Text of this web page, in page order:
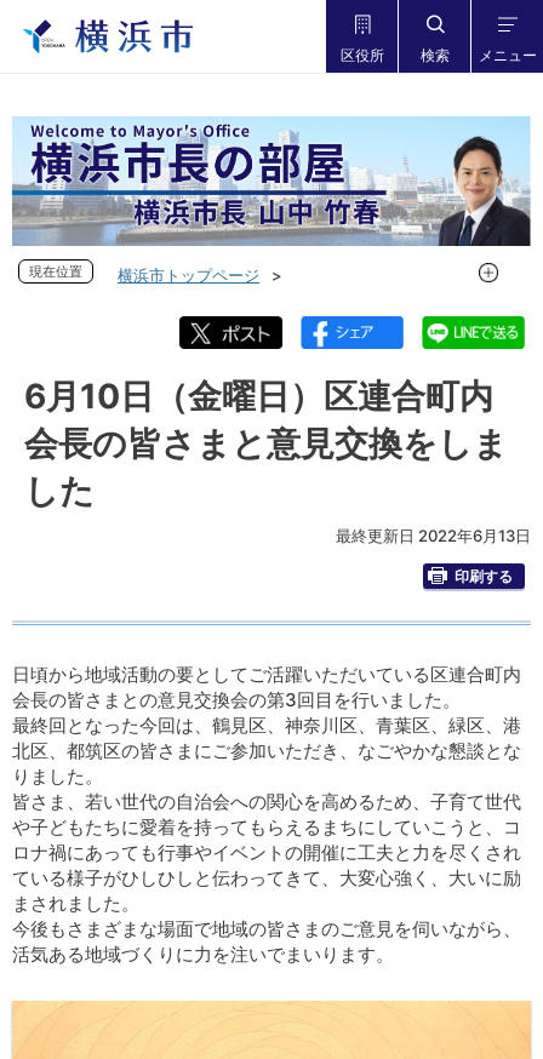
区役所 検索 メニュー
現在位置
横浜市トップページ
フォトダイアリー 2022年度
フォトダイアリー 2022年6月
6月10日（金曜日）区連合町内会長の皆さまと意見交換をしま
した
現在位
6月10日（金曜日）区連合町内
会長の皆さまと意見交換をしま
した
最終更新日 2022年6月13日
印刷する
日頃から地域活動の要としてご活躍いただいている区連合町内
会長の皆さまとの意見交換会の第3回目を行いました。
最終回となった今回は、鶴見区、神奈川区、青葉区、緑区、港
北区、都筑区の皆さまにご参加いただき、なごやかな懇談とな
りました。
皆さま、若い世代の自治会への関心を高めるため、子育て世代
や子どもたちに愛着を持ってもらえるまちにしていこうと、コ
ロナ禍にあっても行事やイベントの開催に工夫と力を尽くされ
ている様子がひしひしと伝わってきて、大変心強く、大いに励
まされました。
今後もさまざまな場面で地域の皆さまのご意見を伺いながら、
活気ある地域づくりに力を注いでまいります。